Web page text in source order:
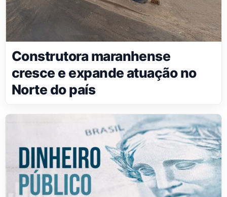
Construtora maranhense
cresce e expande atuação no
Norte do país